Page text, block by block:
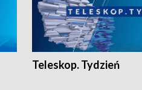
Teleskop. Tydzień